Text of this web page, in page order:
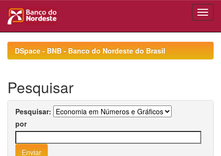
navigationDSpace - BNB - Banco do Nordeste do Brasil
Pesquisar
Pesquisar:
por